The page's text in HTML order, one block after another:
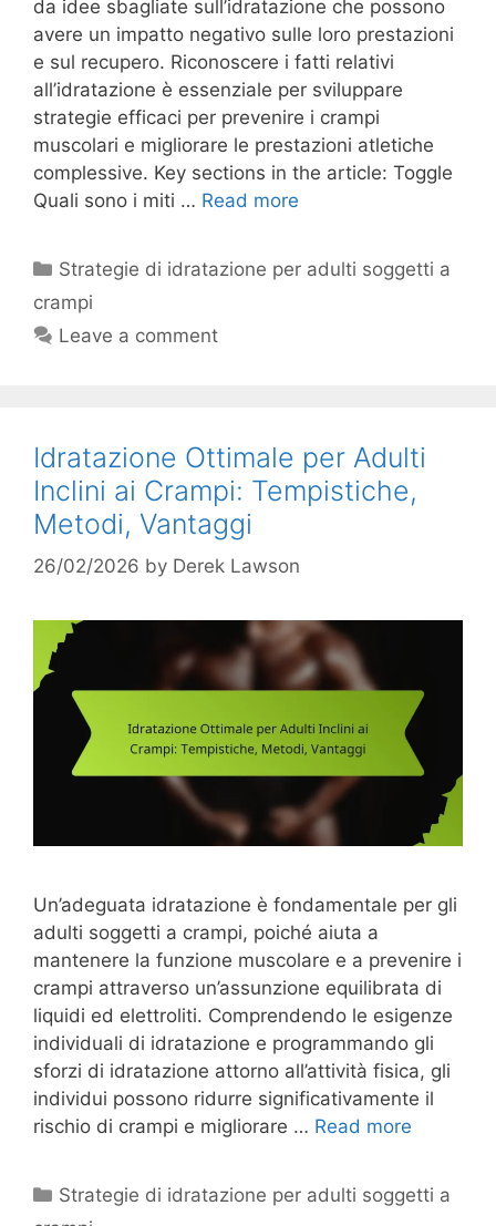
da idee sbagliate sull’idratazione che possono
avere un impatto negativo sulle loro prestazioni
e sul recupero. Riconoscere i fatti relativi
all’idratazione è essenziale per sviluppare
strategie efficaci per prevenire i crampi
muscolari e migliorare le prestazioni atletiche
complessive. Key sections in the article: Toggle
Quali sono i miti … Read more
Categories
Strategie di idratazione per adulti soggetti a
crampi
Leave a comment
Idratazione Ottimale per Adulti
Inclini ai Crampi: Tempistiche,
Metodi, Vantaggi
26/02/2026 by Derek Lawson
Un’adeguata idratazione è fondamentale per gli
adulti soggetti a crampi, poiché aiuta a
mantenere la funzione muscolare e a prevenire i
crampi attraverso un’assunzione equilibrata di
liquidi ed elettroliti. Comprendendo le esigenze
individuali di idratazione e programmando gli
sforzi di idratazione attorno all’attività fisica, gli
individui possono ridurre significativamente il
rischio di crampi e migliorare … Read more
Categories
Strategie di idratazione per adulti soggetti a